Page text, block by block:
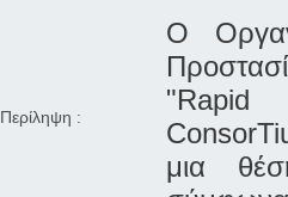
Περίληψη :
Ο
"Rapid
μια